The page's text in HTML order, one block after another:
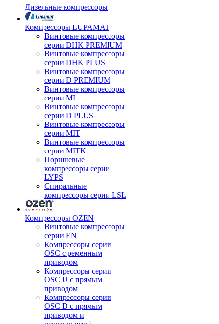
Дизельные компрессоры
Компрессоры LUPAMAT
Винтовые компрессоры
серии DHK PREMIUM
Винтовые компрессоры
серии DHK PLUS
Винтовые компрессоры
серии D PREMIUM
Винтовые компрессоры
серии MI
Винтовые компрессоры
серии D PLUS
Винтовые компрессоры
серии MIT
Винтовые компрессоры
серии MITK
Поршневые
компрессоры серии
LYPS
Спиральные
компрессоры серии LSL
Компрессоры OZEN
Винтовые компрессоры
серии EN
Компрессоры серии
OSC с ременным
приводом
Компрессоры серии
OSC U с прямым
приводом
Компрессоры серии
OSC D с прямым
приводом и